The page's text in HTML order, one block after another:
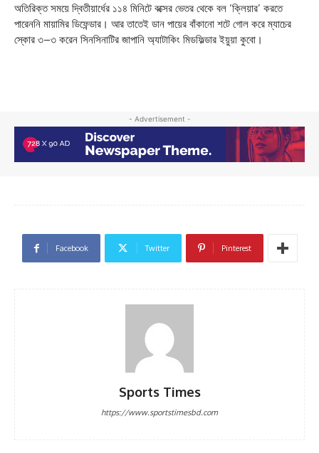
অতিরিক্ত সময়ে দ্বিতীয়ার্ধের ১১৪ মিনিটে বক্সের ভেতর থেকে বল ‘ক্লিয়ার’ করতে
পারেননি মায়ামির ডিফেন্ডার। আর তাতেই ডান পায়ের বাঁকানো শটে গোল করে ম্যাচের
স্কোর ৩–৩ করেন সিনসিনাটির জাপানি অ্যাটাকিং মিডফিল্ডার ইয়ুয়া কুবো।
- Advertisement -
Facebook Twitter Pinterest
Sports Times
https://www.sportstimesbd.com